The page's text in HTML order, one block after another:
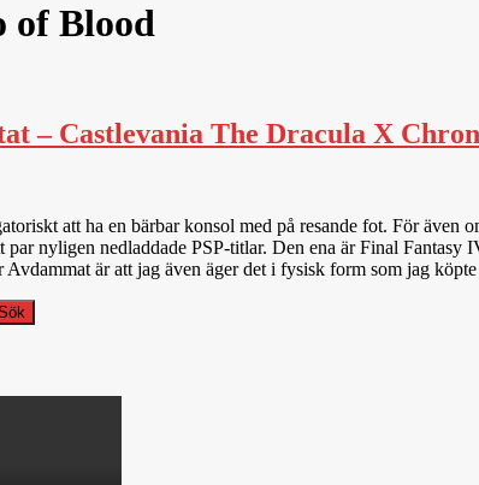
of Blood
– Castlevania The Dracula X
att ha en bärbar konsol med på resande fot. För
par nyligen nedladdade PSP-titlar. Den ena är Final
Avdammat är att jag även äger det i fysisk form som jag